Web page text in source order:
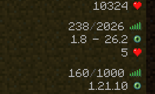
10324
238/ 2026
1.8 - 26.2
5
160/ 1000
1.21.10